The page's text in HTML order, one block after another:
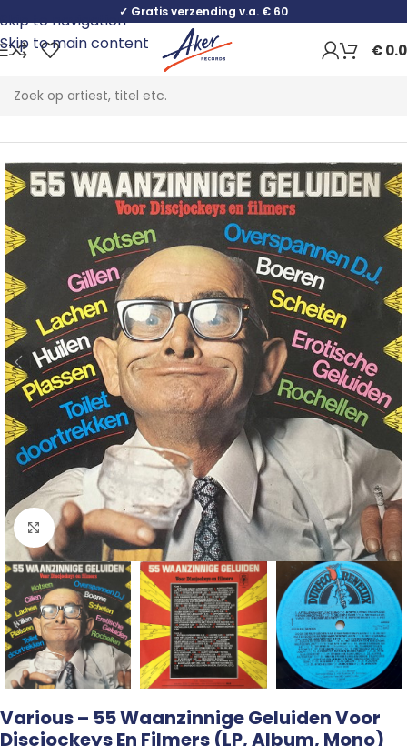
Skip to navigation
Skip to main content
✓ Gratis verzending v.a. € 60
€
Home Non-Music
Click to enlarge
Various – 55 Waanzinnige Geluiden Voor
Discjockeys En Filmers (LP, Album, Mono)